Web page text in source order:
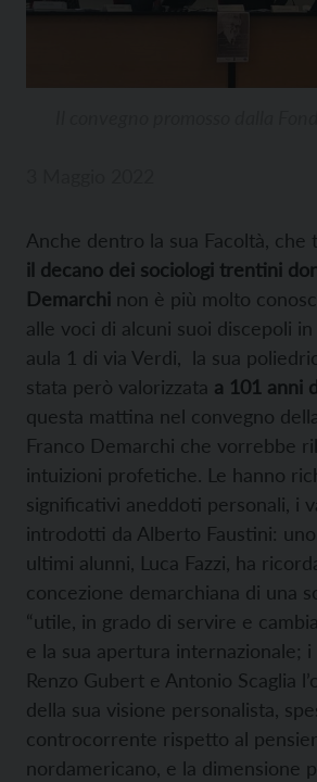
Anche dentro la sua Facoltà, che
il decano dei sociologi trentini
Demarchi non è più molto
alle voci di alcuni suoi discepoli
aula 1 di via Verdi, la sua
stata però valorizzata a 101 anni
questa mattina nel convegno
Franco Demarchi che vorrebbe
intuizioni profetiche. Le hanno
significativi aneddoti personali, i
introdotti da Alberto Faustini:
ultimi alunni, Luca Fazzi, ha
concezione demarchiana di una
“utile, in grado di servire e
e la sua apertura internazionale; i
Renzo Gubert e Antonio Scaglia
della sua visione personalista,
controcorrente rispetto al
nordamericano, e la dimensione